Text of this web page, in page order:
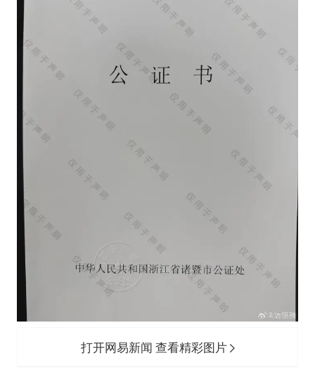
打开网易新闻 查看精彩图片